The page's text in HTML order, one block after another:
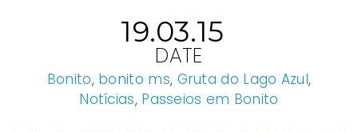
19.03.15
DATE
Bonito, bonito ms, Gruta do Lago Azul,
Notícias, Passeios em Bonito